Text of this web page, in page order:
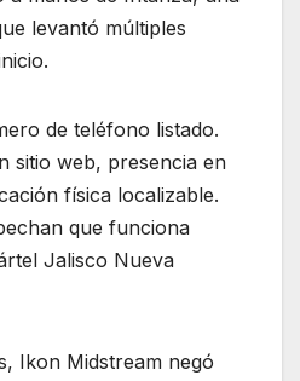
levantó múltiples
de teléfono listado.
sitio web, presencia en
física localizable.
que funciona
Jalisco Nueva
Ikon Midstream negó